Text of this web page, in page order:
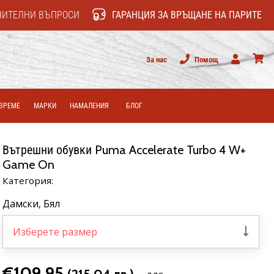
ВЪПРОСИ ГАРАНЦИЯ ЗА ВРЪЩАНЕ НА ПАРИТЕ
За нас
Помощ
Потребител
МАРКИ НАМАЛЕНИЯ БЛОГ
Вътрешни обувки Puma Accelerate Turbo 4 W+
Game On
Категория:
Дамски, Бял
Изберете размер